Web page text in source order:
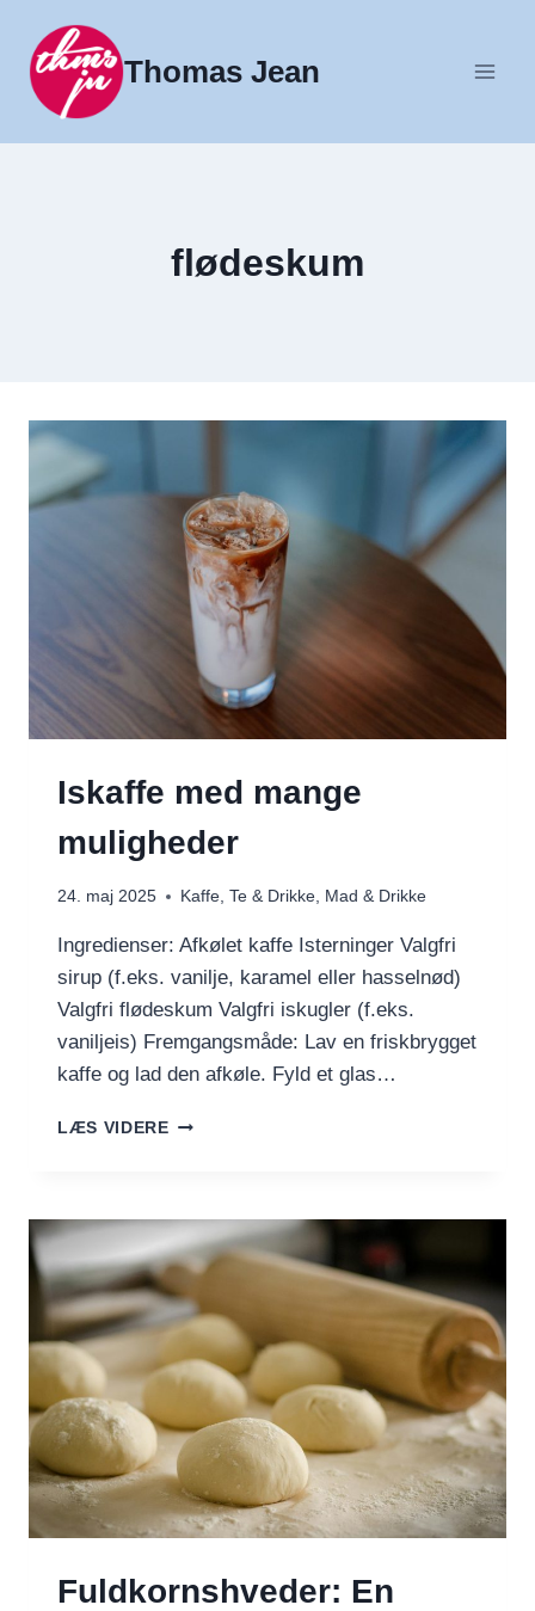
indhold
Thomas Jean
flødeskum
Iskaffe med mange
muligheder
24. maj 2025 Kaffe, Te & Drikke, Mad & Drikke
Ingredienser: Afkølet kaffe Isterninger Valgfri
sirup (f.eks. vanilje, karamel eller hasselnød)
Valgfri flødeskum Valgfri iskugler (f.eks.
vaniljeis) Fremgangsmåde: Lav en friskbrygget
kaffe og lad den afkøle. Fyld et glas…
LÆS VIDEREISKAFFE
Fuldkornshveder: En